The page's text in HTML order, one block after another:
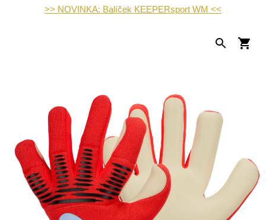
>> NOVINKA: Balíček KEEPERsport WM <<